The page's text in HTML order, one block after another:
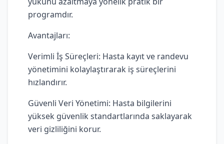
programdır.
Avantajları:
Verimli İş Süreçleri: Hasta kayıt ve randevu
yönetimini kolaylaştırarak iş süreçlerini
hızlandırır.
Güvenli Veri Yönetimi: Hasta bilgilerini
yüksek güvenlik standartlarında saklayarak
veri gizliliğini korur.